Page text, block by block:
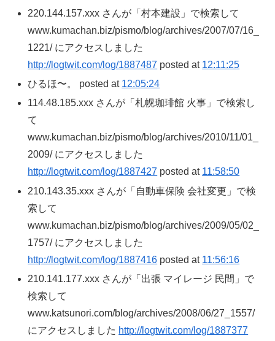
220.144.157.xxx さんが「村本建設」で検索して
www.kumachan.biz/pismo/blog/archives/2007/07/16_
1221/ にアクセスしました
http://logtwit.com/log/1887487 posted at 12:11:25
ひるほ〜。 posted at 12:05:24
114.48.185.xxx さんが「札幌珈琲館 火事」で検索し
て
www.kumachan.biz/pismo/blog/archives/2010/11/01_
2009/ にアクセスしました
http://logtwit.com/log/1887427 posted at 11:58:50
210.143.35.xxx さんが「自動車保険 会社変更」で検
索して
www.kumachan.biz/pismo/blog/archives/2009/05/02_
1757/ にアクセスしました
http://logtwit.com/log/1887416 posted at 11:56:16
210.141.177.xxx さんが「出張 マイレージ 民間」で
検索して
www.katsunori.com/blog/archives/2008/06/27_1557/
にアクセスしました http://logtwit.com/log/1887377